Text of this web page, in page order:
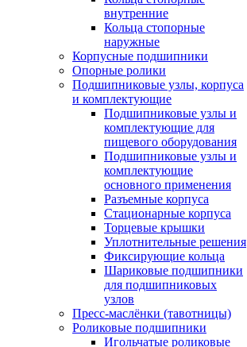
внутренние
Кольца стопорные
наружные
Корпусные подшипники
Опорные ролики
Подшипниковые узлы, корпуса
и комплектующие
Подшипниковые узлы и
комплектующие для
пищевого оборудования
Подшипниковые узлы и
комплектующие
основного применения
Разъемные корпуса
Стационарные корпуса
Торцевые крышки
Уплотнительные решения
Фиксирующие кольца
Шариковые подшипники
для подшипниковых
узлов
Пресс-маслёнки (тавотницы)
Роликовые подшипники
Игольчатые роликовые